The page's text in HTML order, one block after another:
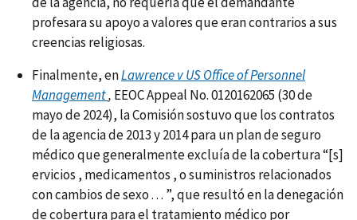
profesara su apoyo a valores que eran contrarios a sus
creencias religiosas.
Finalmente, enLawrence v US Office of Personnel
Management, EEOC Appeal No. 0120162065 (30 de
mayo de 2024), la Comisión sostuvo que los contratos
de la agencia de 2013 y 2014 para un plan de seguro
médico que generalmente excluía de la cobertura “[s]
ervicios , medicamentos , o suministros relacionados
con cambios de sexo . . . ”, que resultó en la denegación
de cobertura para el tratamiento médico por